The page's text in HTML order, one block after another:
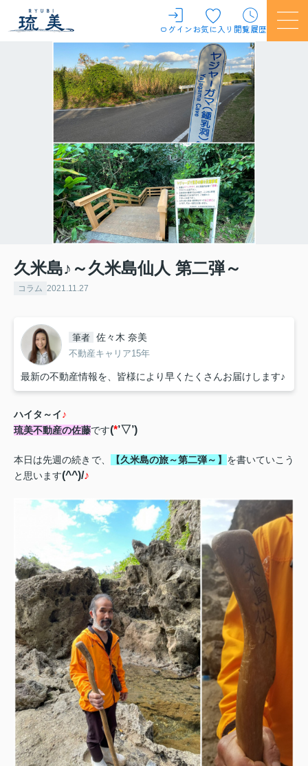
ログインお気に入り 閲覧履歴
久米島♪～久米島仙人 第二弾～
コラム 2021.11.27
筆者 佐々木 奈美
不動産キャリア15年
最新の不動産情報を、皆様により早くたくさんお届けします♪
ハイタ～イ♪
琉美不動産の佐藤です(*’▽’)
本日は先週の続きで、 【久米島の旅～第二弾～】 を書いていこう
と思います(^^)/♪